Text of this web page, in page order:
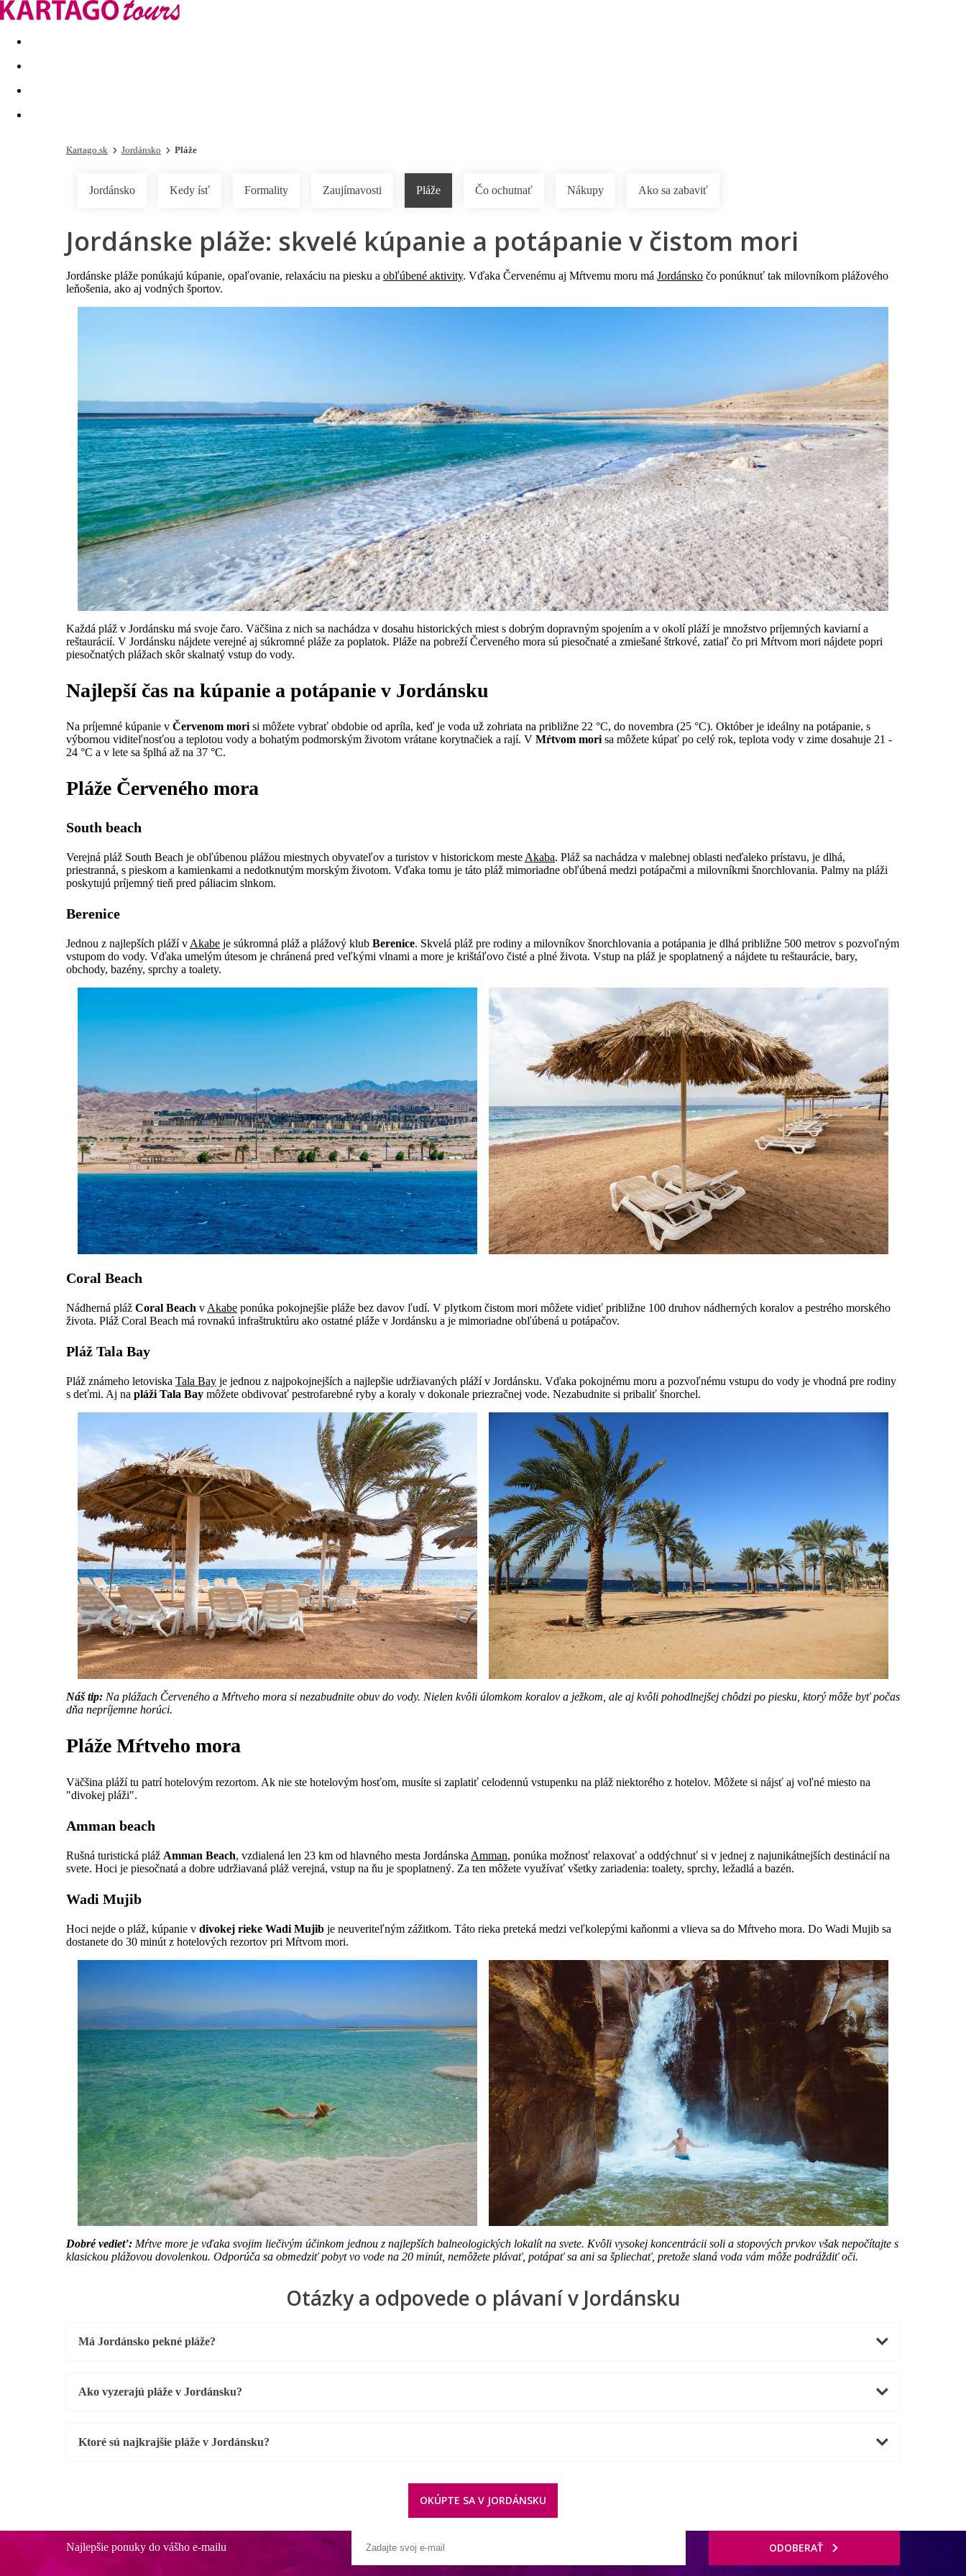
Last minute Dovolenkové kluby
Kartago.sk Jordánsko Pláže
Jordánsko Kedy ísť Formality Zaujímavosti Pláže Čo ochutnať Nákupy Ako sa zabaviť
Jordánske pláže: skvelé kúpanie a potápanie v čistom mori
Jordánske pláže ponúkajú kúpanie, opaľovanie, relaxáciu na piesku a obľúbené aktivity. Vďaka Červenému aj Mŕtvemu moru má Jordánsko čo ponúknuť tak milovníkom plážového
leňošenia, ako aj vodných športov.
Každá pláž v Jordánsku má svoje čaro. Väčšina z nich sa nachádza v dosahu historických miest s dobrým dopravným spojením a v okolí pláží je množstvo príjemných kaviarní a
reštaurácií. V Jordánsku nájdete verejné aj súkromné pláže za poplatok. Pláže na pobreží Červeného mora sú piesočnaté a zmiešané štrkové, zatiaľ čo pri Mŕtvom mori nájdete popri
piesočnatých plážach skôr skalnatý vstup do vody.
Najlepší čas na kúpanie a potápanie v Jordánsku
Na príjemné kúpanie v Červenom mori si môžete vybrať obdobie od apríla, keď je voda už zohriata na približne 22 °C, do novembra (25 °C). Október je ideálny na potápanie, s
výbornou viditeľnosťou a teplotou vody a bohatým podmorským životom vrátane korytnačiek a rají. V Mŕtvom mori sa môžete kúpať po celý rok, teplota vody v zime dosahuje 21 -
24 °C a v lete sa šplhá až na 37 °C.
Pláže Červeného mora
South beach
Verejná pláž South Beach je obľúbenou plážou miestnych obyvateľov a turistov v historickom mesteAkaba. Pláž sa nachádza v malebnej oblasti neďaleko prístavu, je dlhá,
priestranná, s pieskom a kamienkami a nedotknutým morským životom. Vďaka tomu je táto pláž mimoriadne obľúbená medzi potápačmi a milovníkmi šnorchlovania. Palmy na pláži
poskytujú príjemný tieň pred páliacim slnkom.
Berenice
Jednou z najlepších pláží vAkabe je súkromná pláž a plážový klub Berenice. Skvelá pláž pre rodiny a milovníkov šnorchlovania a potápania je dlhá približne 500 metrov s pozvoľným
vstupom do vody. Vďaka umelým útesom je chránená pred veľkými vlnami a more je krištáľovo čisté a plné života. Vstup na pláž je spoplatnený a nájdete tu reštaurácie, bary,
obchody, bazény, sprchy a toalety.
Coral Beach
Nádherná pláž Coral Beach v Akabe ponúka pokojnejšie pláže bez davov ľudí. V plytkom čistom mori môžete vidieť približne 100 druhov nádherných koralov a pestrého morského
života. Pláž Coral Beach má rovnakú infraštruktúru ako ostatné pláže v Jordánsku a je mimoriadne obľúbená u potápačov.
Pláž Tala Bay
Pláž známeho letoviska Tala Bay je jednou z najpokojnejších a najlepšie udržiavaných pláží v Jordánsku. Vďaka pokojnému moru a pozvoľnému vstupu do vody je vhodná pre rodiny
s deťmi. Aj na pláži Tala Bay môžete obdivovať pestrofarebné ryby a koraly v dokonale priezračnej vode. Nezabudnite si pribaliť šnorchel.
Náš tip: Na plážach Červeného a Mŕtveho mora si nezabudnite obuv do vody. Nielen kvôli úlomkom koralov a ježkom, ale aj kvôli pohodlnejšej chôdzi po piesku, ktorý môže byť počas
dňa nepríjemne horúci.
Pláže Mŕtveho mora
Väčšina pláží tu patrí hotelovým rezortom. Ak nie ste hotelovým hosťom, musíte si zaplatiť celodennú vstupenku na pláž niektorého z hotelov. Môžete si nájsť aj voľné miesto na
"divokej pláži".
Amman beach
Rušná turistická pláž Amman Beach, vzdialená len 23 km od hlavného mesta Jordánska Amman, ponúka možnosť relaxovať a oddýchnuť si v jednej z najunikátnejších destinácií na
svete. Hoci je piesočnatá a dobre udržiavaná pláž verejná, vstup na ňu je spoplatnený. Za ten môžete využívať všetky zariadenia: toalety, sprchy, ležadlá a bazén.
Wadi Mujib
Hoci nejde o pláž, kúpanie v divokej rieke Wadi Mujib je neuveriteľným zážitkom. Táto rieka preteká medzi veľkolepými kaňonmi a vlieva sa do Mŕtveho mora. Do Wadi Mujib sa
dostanete do 30 minút z hotelových rezortov pri Mŕtvom mori.
Dobré vedieť: Mŕtve more je vďaka svojim liečivým účinkom jednou z najlepších balneologických lokalít na svete. Kvôli vysokej koncentrácii soli a stopových prvkov však nepočítajte s
klasickou plážovou dovolenkou. Odporúča sa obmedziť pobyt vo vode na 20 minút, nemôžete plávať, potápať sa ani sa špliechať, pretože slaná voda vám môže podráždiť oči.
Otázky a odpovede o plávaní v Jordánsku
Má Jordánsko pekné pláže?
Ako vyzerajú pláže v Jordánsku?
Ktoré sú najkrajšie pláže v Jordánsku?
OKÚPTE SA V JORDÁNSKU
Najlepšie ponuky do vášho e-mailu ODOBERAŤ